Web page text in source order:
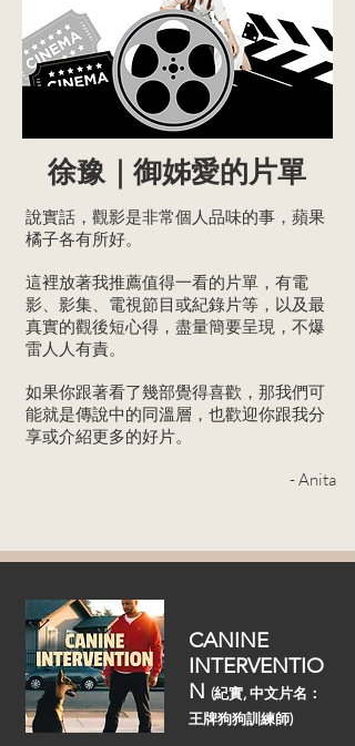
徐豫｜御姊愛的片單
​說實話，觀影是非常個人品味的事，蘋果
橘子各有所好。
這裡放著我推薦值得一看的片單，有電
影、影集、電視節目或紀錄片等，以及最
真實的觀後短心得，盡量簡要呈現，不爆
雷人人有責。
如果你跟著看了幾部覺得喜歡，那我們可
能就是傳說中的同溫層，也歡迎你跟我分
享或介紹更多的好片。
- Anita
CANINE
INTERVENTIO
N (紀實, 中文片名：
王牌狗狗訓練師)